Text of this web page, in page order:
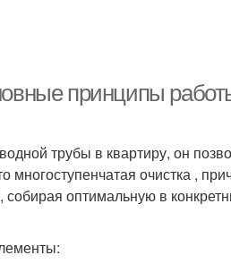
принципы
трубы в квартиру, он
многоступенчатая очистка ,
собирая оптимальную в